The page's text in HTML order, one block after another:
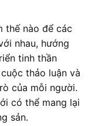
thế nào để các
nhau, hướng
tinh thần
thảo luận và
của mỗi người.
có thể mang lại
sản.